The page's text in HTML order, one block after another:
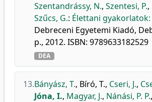
Szentandrássy, N., Szentesi, P.,
Szűcs, G.: Élettani gyakorlatok:
Debreceni Egyetemi Kiadó,
p., 2012. ISBN: 9789633182529
DEA
13.Bányász, T., Bíró, T., Cseri, J.,
Jóna, I., Magyar, J., Nánási, P. P.,